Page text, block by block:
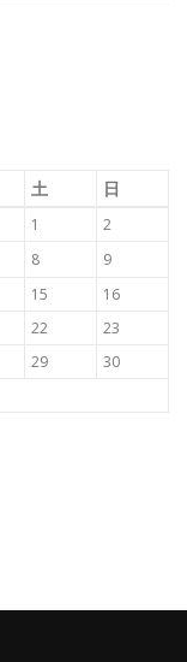
土 日
1 2
8
9
15
16
22
23
29
30